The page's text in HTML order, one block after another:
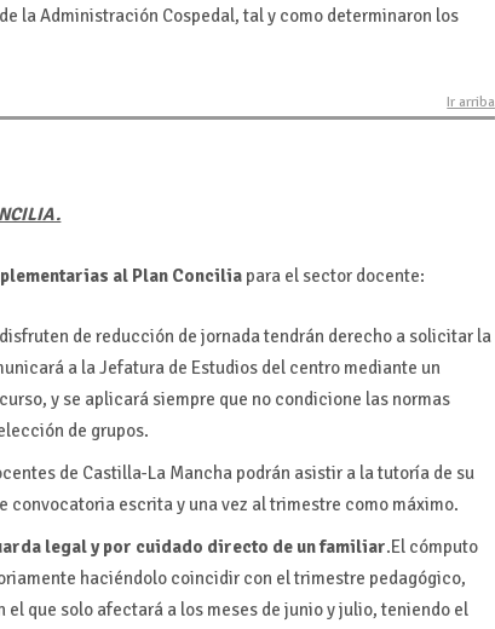
la Administración Cospedal, tal y como determinaron los
Ir arriba
al Plan Concilia para el sector docente:
de reducción de jornada tendrán derecho a solicitar la
a la Jefatura de Estudios del centro mediante un
y se aplicará siempre que no condicione las normas
de grupos.
de Castilla-La Mancha podrán asistir a la tutoría de su
escrita y una vez al trimestre como máximo.
legal y por cuidado directo de un familiar.El cómputo
haciéndolo coincidir con el trimestre pedagógico,
que solo afectará a los meses de junio y julio, teniendo el